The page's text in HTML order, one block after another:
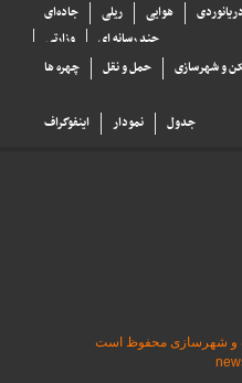
جاده‌ای ریلی هوایی
وزارتی
چند رسانه ای
چهره ها حمل و نقل و شهرسازی
اینفوگراف نمودار جدول
و شهرسازی محفوظ است